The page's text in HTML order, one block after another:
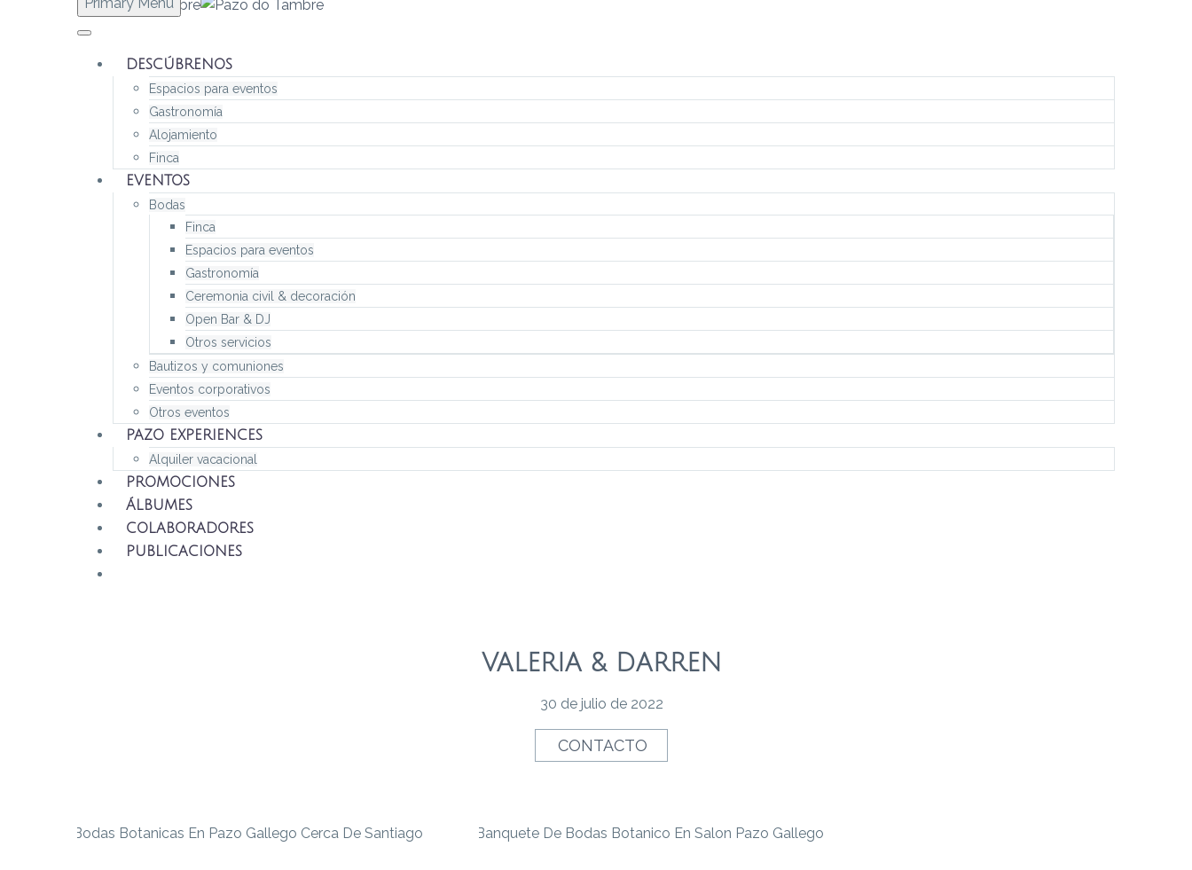
Primary Menu
DESCÚBRENOS
Espacios para eventos
Gastronomía
Alojamiento
Finca
EVENTOS
Bodas
Finca
Espacios para eventos
Gastronomía
Ceremonia civil & decoración
Open Bar & DJ
Otros servicios
Bautizos y comuniones
Eventos corporativos
Otros eventos
PAZO EXPERIENCES
Alquiler vacacional
PROMOCIONES
ÁLBUMES
COLABORADORES
PUBLICACIONES
VALERIA & DARREN
30 de julio de 2022
CONTACTO